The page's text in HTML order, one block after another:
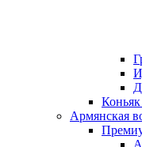
Армянская